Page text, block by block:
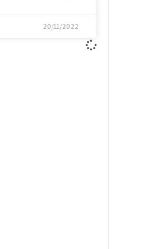
20/11/2022